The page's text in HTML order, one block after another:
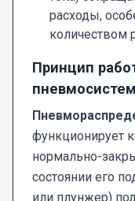
расходы,
количеством
Принцип
функционирует
нормально-
состоянии его
или плунжер)